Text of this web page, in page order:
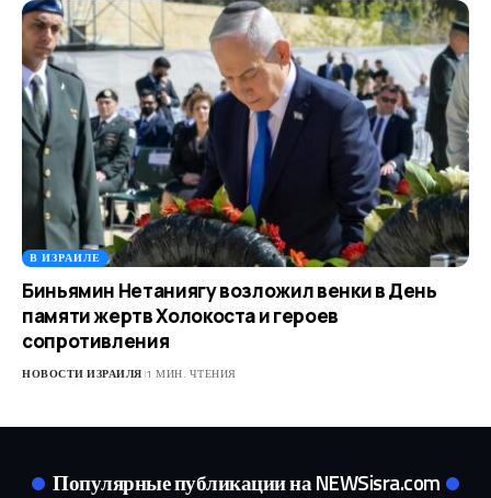
В ИЗРАИЛЕ
Биньямин Нетаниягу возложил венки в День
памяти жертв Холокоста и героев
сопротивления
НОВОСТИ ИЗРАИЛЯ 1 МИН. ЧТЕНИЯ
Популярные публикации на NEWSisra.com